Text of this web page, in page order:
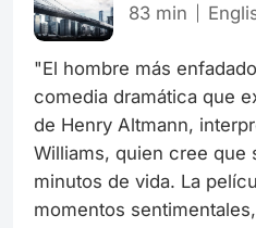
83 min
"El hombre más
comedia dramática que
de Henry Altmann,
Williams, quien cree que
minutos de vida. La
momentos